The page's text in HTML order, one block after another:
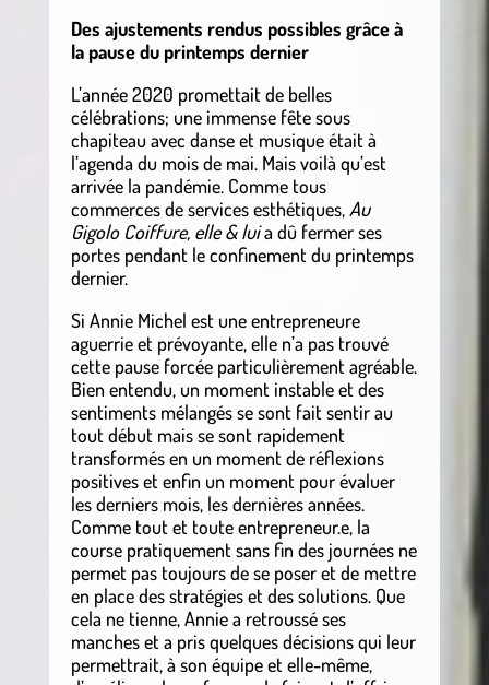
Des ajustements rendus possibles grâce à
la pause du printemps dernier
L’année 2020 promettait de belles
célébrations; une immense fête sous
chapiteau avec danse et musique était à
l’agenda du mois de mai. Mais voilà qu’est
arrivée la pandémie. Comme tous
commerces de services esthétiques,Au
Gigolo Coiffure, elle & luia dû fermer ses
portes pendant le confinement du printemps
dernier.
Si Annie Michel est une entrepreneure
aguerrie et prévoyante, elle n’a pas trouvé
cette pause forcée particulièrement agréable.
Bien entendu, un moment instable et des
sentiments mélangés se sont fait sentir au
tout début mais se sont rapidement
transformés en un moment de réflexions
positives et enfin un moment pour évaluer
les derniers mois, les dernières années.
Comme tout et toute entrepreneur.e, la
course pratiquement sans fin des journées ne
permet pas toujours de se poser et de mettre
en place des stratégies et des solutions. Que
cela ne tienne, Annie a retroussé ses
manches et a pris quelques décisions qui leur
permettrait, à son équipe et elle-même,